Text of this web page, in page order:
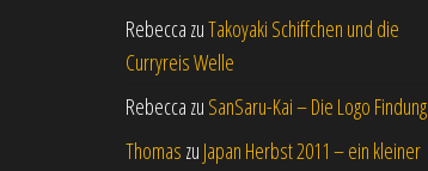
Rebecca zuTakoyaki Schiffchen und die
Curryreis Welle
Rebecca zu SanSaru-Kai – Die Logo Findung
Thomas zu Japan Herbst 2011 – ein kleiner